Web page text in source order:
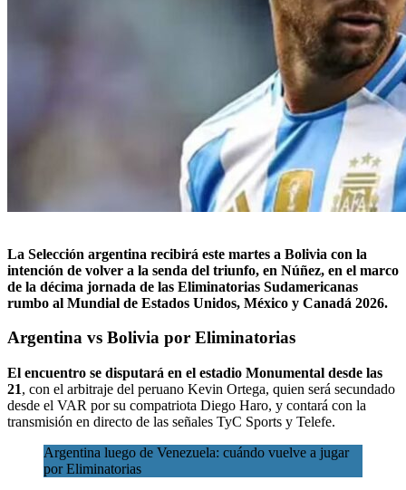
La Selección argentina recibirá este martes a Bolivia con la
intención de volver a la senda del triunfo, en Núñez, en el marco
de la décima jornada de las Eliminatorias Sudamericanas
rumbo al Mundial de Estados Unidos, México y Canadá 2026.
Argentina vs Bolivia por Eliminatorias
El encuentro se disputará en el estadio Monumental desde las
21, con el arbitraje del peruano Kevin Ortega, quien será secundado
desde el VAR por su compatriota Diego Haro, y contará con la
transmisión en directo de las señales TyC Sports y Telefe.
Argentina luego de Venezuela: cuándo vuelve a jugar
por Eliminatorias